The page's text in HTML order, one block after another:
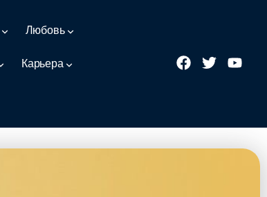
Любовь
Карьера